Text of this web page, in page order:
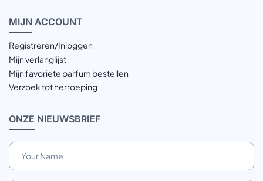
MIJN ACCOUNT
Registreren/Inloggen
Mijn verlanglijst
Mijn favoriete parfum bestellen
Verzoek tot herroeping
ONZE NIEUWSBRIEF